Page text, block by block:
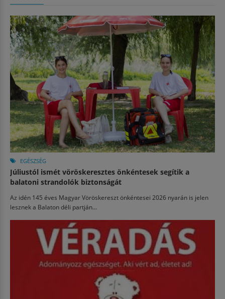
EGÉSZSÉG
Júliustól ismét vöröskeresztes önkéntesek segítik a
balatoni strandolók biztonságát
Az idén 145 éves Magyar Vöröskereszt önkéntesei 2026 nyarán is jelen
lesznek a Balaton déli partján...